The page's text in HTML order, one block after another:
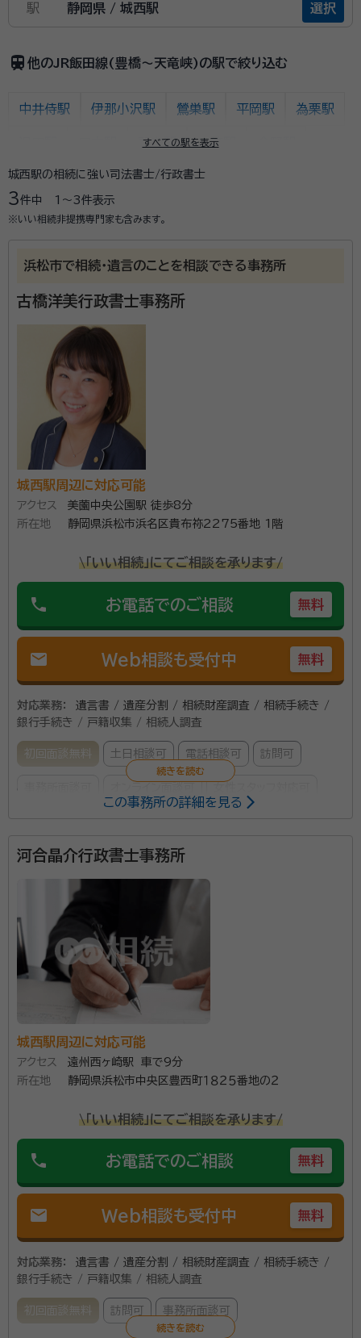
駅 静岡県 / 城西駅 選択
train 他のJR飯田線(豊橋～天竜峡)の駅で絞り込む
すべての駅を表示
中井侍駅 伊那小沢駅 鶯巣駅 平岡駅 為栗駅
門島駅 唐笠駅
千代駅 天竜峡駅 出馬駅
小坂井駅 牛久保駅 豊川/豊川稲荷駅
三河一宮駅 長山駅
新城駅 東新町駅
大海駅 鳥居駅
三河大野駅 湯谷温泉駅
三河川合駅 池場駅
城西駅の相続に強い司法書士/行政書士
3件中 1〜3件表示
※いい相続非提携専門家も含みます。
浜松市で相続・遺言のことを相談できる事務所
古橋洋美行政書士事務所
城西駅周辺に対応可能
アクセス
美薗中央公園駅 徒歩8分
所在地
静岡県浜松市浜名区貴布祢2275番地 1階
\「いい相続」にてご相談を承ります/
phone お電話でのご相談 無料
mail Web相談も受付中 無料
対応業務：
遺言書 / 遺産分割 / 相続財産調査 / 相続手続き /
銀行手続き / 戸籍収集 / 相続人調査
初回面談無料 土日相談可 電話相談可 訪問可
古橋 洋美（フルハシ ヒロミ）
行政書士
録 登録当初から外国人関連業務、遺言・相続業務を中心に業務を行って
いる。家族信託にも対応可能。
相続には必要な書類が多くあり、実は結構煩雑な手続き
が必要です。 当事務所では ・相続人調査及び親族関係
説明図作成 ・相続財産調査及び相続財産目録作成 ・遺
産分割協議書作成 など相続手続きをトータルでお手伝
紙起案等についても対応いたします。 営業時間は平日
午前9時から午後6時まですが、土日にも事前連絡によ
り相談可能です。 基本的に相談時間に制限は設けず、依
な些細なことでもまずはお気軽にご相談ください。
資格等： 行政書士
所属団体： 静岡県行政書士会
この事務所の詳細を見る
河合晶介行政書士事務所
城西駅周辺に対応可能
アクセス
遠州西ヶ崎駅 車で9分
所在地
静岡県浜松市中央区豊西町１８２５番地の２
\「いい相続」にてご相談を承ります/
phone お電話でのご相談 無料
mail Web相談も受付中 無料
対応業務：
遺言書 / 遺産分割 / 相続財産調査 / 相続手続き /
銀行手続き / 戸籍収集 / 相続人調査
初回面談無料 訪問可 事務所面談可